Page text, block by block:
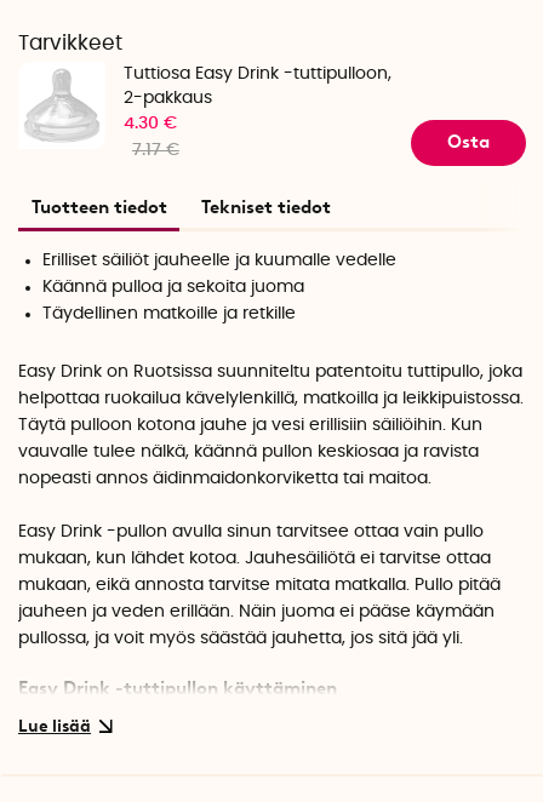
Tarvikkeet
Tuttiosa Easy Drink -tuttipulloon,
2-pakkaus
4.30 €
7.17 €
Osta
Tuotteen tiedot Tekniset tiedot
Erilliset säiliöt jauheelle ja kuumalle vedelle
Käännä pulloa ja sekoita juoma
Täydellinen matkoille ja retkille
Easy Drink on Ruotsissa suunniteltu patentoitu tuttipullo, joka
helpottaa ruokailua kävelylenkillä, matkoilla ja leikkipuistossa.
Täytä pulloon kotona jauhe ja vesi erillisiin säiliöihin. Kun
vauvalle tulee nälkä, käännä pullon keskiosaa ja ravista
nopeasti annos äidinmaidonkorviketta tai maitoa.
Easy Drink -pullon avulla sinun tarvitsee ottaa vain pullo
mukaan, kun lähdet kotoa. Jauhesäiliötä ei tarvitse ottaa
mukaan, eikä annosta tarvitse mitata matkalla. Pullo pitää
jauheen ja veden erillään. Näin juoma ei pääse käymään
pullossa, ja voit myös säästää jauhetta, jos sitä jää yli.
Easy Drink -tuttipullon käyttäminen
Pullon täyttämiseksi kierrä pullo auki ja annostele jauhe